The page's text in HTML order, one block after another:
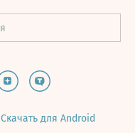
Скачать для Android